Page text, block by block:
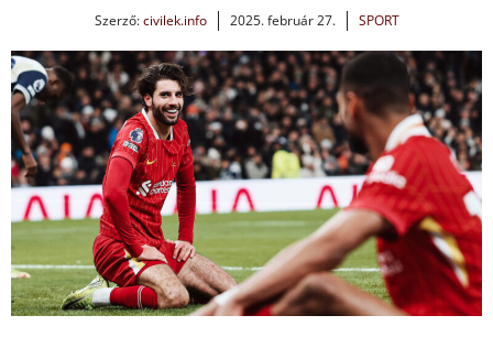
Szerző:civilek.info 2025. február 27. SPORT